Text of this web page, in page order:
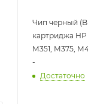
Чип черный
картриджа
M351, M375,
-
Достаточно